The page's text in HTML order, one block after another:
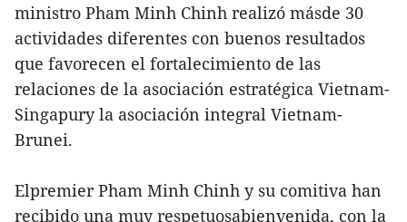
ministro Pham Minh Chinh realizó másde 30
actividades diferentes con buenos resultados
que favorecen el fortalecimiento de las
relaciones de la asociación estratégica Vietnam-
Singapury la asociación integral Vietnam-
Brunei.
Elpremier Pham Minh Chinh y su comitiva han
recibido una muy respetuosabienvenida, con la